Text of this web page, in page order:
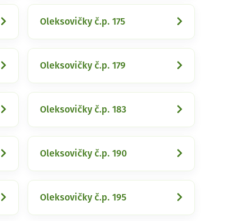
Oleksovičky č.p. 175
Oleksovičky č.p. 179
Oleksovičky č.p. 183
Oleksovičky č.p. 190
Oleksovičky č.p. 195